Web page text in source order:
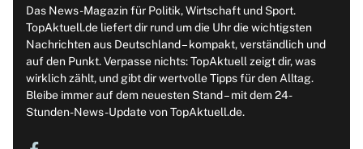
Das News-Magazin für Politik, Wirtschaft und Sport.
TopAktuell.de liefert dir rund um die Uhr die wichtigsten
Nachrichten aus Deutschland – kompakt, verständlich und
auf den Punkt. Verpasse nichts: TopAktuell zeigt dir, was
wirklich zählt, und gibt dir wertvolle Tipps für den Alltag.
Bleibe immer auf dem neuesten Stand – mit dem 24-
Stunden-News-Update von TopAktuell.de.